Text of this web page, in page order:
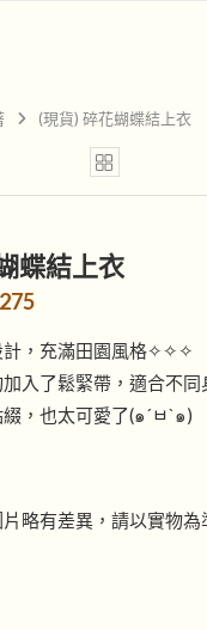
(現貨) 碎花蝴蝶結上衣
蝶結上衣
275
計，充滿田園風格✧✧✧
入了鬆緊帶，適合不同
，也太可愛了(๑´ㅂ`๑)
略有差異，請以實物為